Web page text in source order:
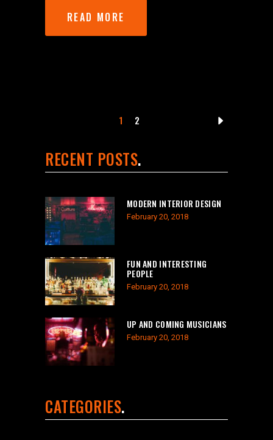
READ MORE
1 2
RECENT POSTS
MODERN INTERIOR DESIGN
February 20, 2018
FUN AND INTERESTING
PEOPLE
February 20, 2018
UP AND COMING MUSICIANS
February 20, 2018
CATEGORIES